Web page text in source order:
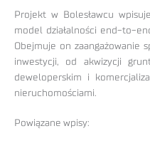
Projekt w Bolesławcu
model działalności end-to-
Obejmuje on zaangażowanie
inwestycji, od akwizycji
deweloperskim i
nieruchomościami.
Powiązane wpisy: